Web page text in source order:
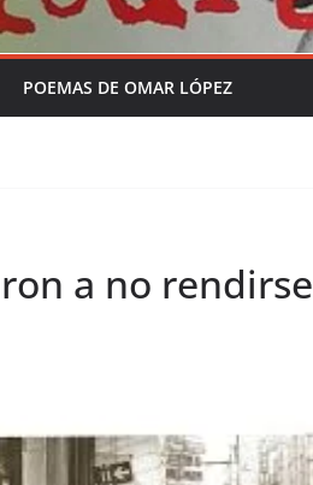
POEMAS DE OMAR LÓPEZ
a no rendirse